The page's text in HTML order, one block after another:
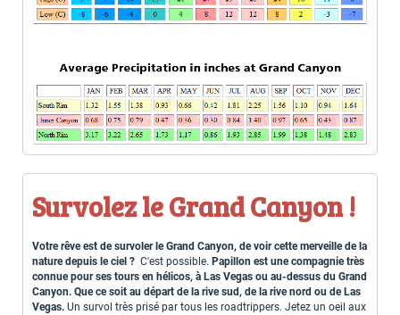
Survolez le Grand Canyon !
Votre rêve est de survoler le Grand Canyon, de voir cette merveille de la
nature depuis le ciel ? C'est possible. Papillon est une compagnie très
connue pour ses tours en hélicos, à Las Vegas ou au-dessus du Grand
Canyon. Que ce soit au départ de la rive sud, de la rive nord ou de Las
Vegas. Un survol très prisé par tous les roadtrippers. Jetez un oeil aux